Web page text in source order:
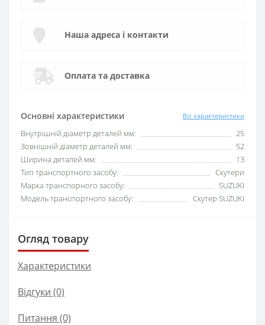
Основні характеристики Всі характеристики
Внутрішній діаметр деталей мм:
25
Зовнішній діаметр деталей мм:
52
Ширина деталей мм:
13
Тип транспортного засобу:
Скутери
Марка транспорного засобу:
SUZUKI
Модель транспортного засобу:
Скутер SUZUKI
Наша адреса і контакти
Оплата та доставка
Огляд товару
Характеристики
Відгуки (0)
Питання (0)